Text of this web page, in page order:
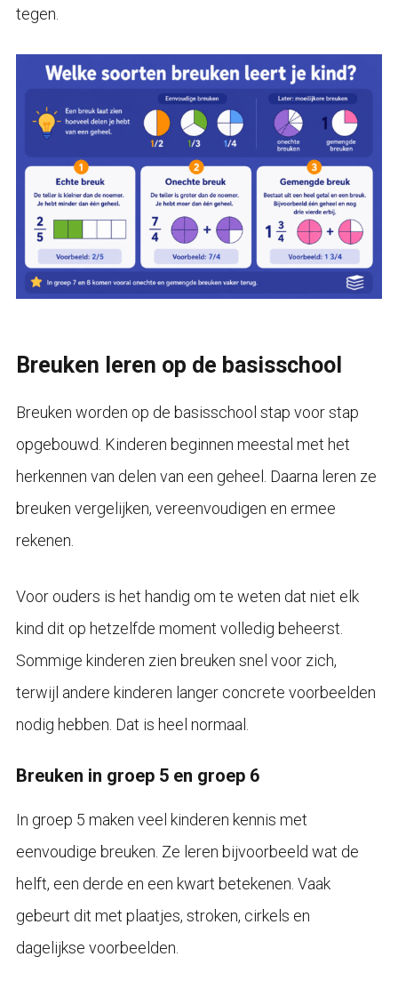
tegen.
Breuken leren op de basisschool
Breuken worden op de basisschool stap voor stap
opgebouwd. Kinderen beginnen meestal met het
herkennen van delen van een geheel. Daarna leren ze
breuken vergelijken, vereenvoudigen en ermee
rekenen.
Voor ouders is het handig om te weten dat niet elk
kind dit op hetzelfde moment volledig beheerst.
Sommige kinderen zien breuken snel voor zich,
terwijl andere kinderen langer concrete voorbeelden
nodig hebben. Dat is heel normaal.
Breuken in groep 5 en groep 6
In groep 5 maken veel kinderen kennis met
eenvoudige breuken. Ze leren bijvoorbeeld wat de
helft, een derde en een kwart betekenen. Vaak
gebeurt dit met plaatjes, stroken, cirkels en
dagelijkse voorbeelden.